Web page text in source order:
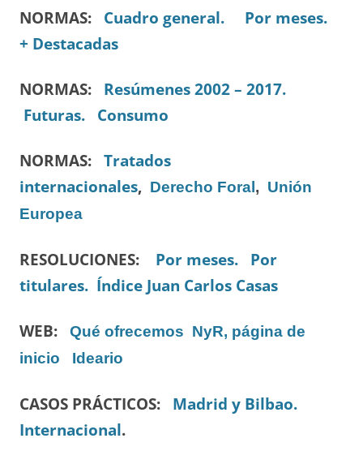
NORMAS: Cuadro general.
Por meses.
+ Destacadas
NORMAS: Resúmenes 2002 – 2017.
Futuras.
Consumo
NORMAS: Tratados
internacionales, Derecho Foral , Unión
Europea
RESOLUCIONES: Por meses.
Por
titulares. Índice Juan Carlos Casas
WEB: Qué ofrecemos NyR, página de
inicio
Ideario
CASOS PRÁCTICOS: Madrid y Bilbao.
Internacional.